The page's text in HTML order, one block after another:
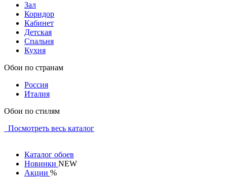
Зал
Коридор
Кабинет
Детская
Спальня
Кухня
Обои по странам
Россия
Италия
Обои по стилям
Посмотреть весь каталог
Каталог обоев
Новинки NEW
Акции %